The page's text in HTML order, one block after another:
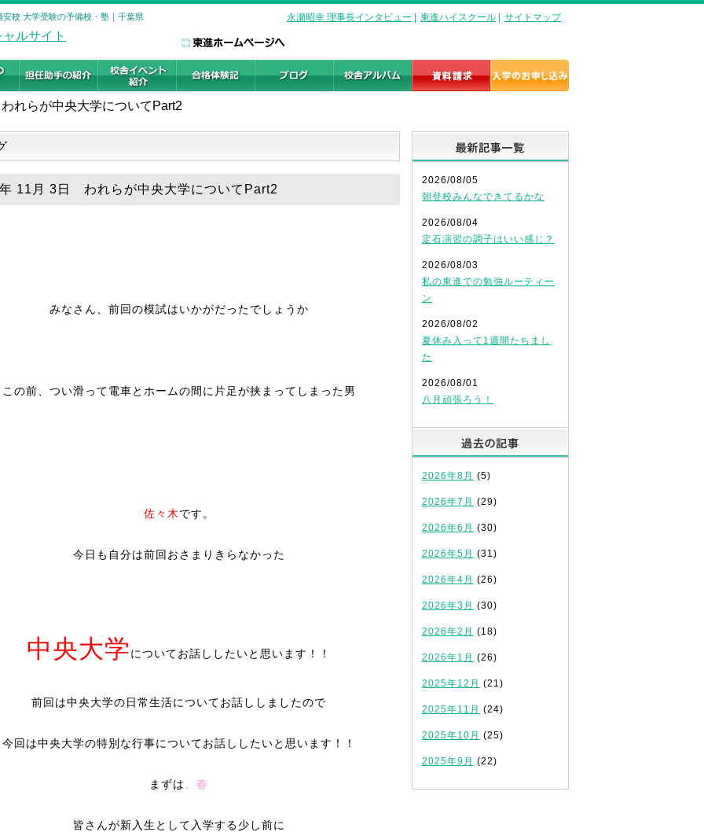
校 大学受験の予備校・塾｜千葉県 永瀬昭幸 理事長インタビュー 東進ハイスクール サイトマップ
われらが中央大学についてPart2
11月 3日 われらが中央大学についてPart2
みなさん、前回の模試はいかがだったでしょうか
この前、つい滑って電車とホームの間に片足が挟まってしまった男
佐々木です。
今日も自分は前回おさまりきらなかった
中央大学についてお話ししたいと思います！！
前回は中央大学の日常生活についてお話ししましたので
今回は中央大学の特別な行事についてお話ししたいと思います！！
まずは 、春
皆さんが新入生として入学する少し前に
2026/08/05
朝登校みんなできてるかな
2026/08/04
定石演習の調子はいい感じ？
2026/08/03
私の東進での勉強ルーティー
ン
2026/08/02
夏休み入って1週間たちまし
た
2026/08/01
八月頑張ろう！
2026年8月 (5)
2026年7月 (29)
2026年6月 (30)
2026年5月 (31)
2026年4月 (26)
2026年3月 (30)
2026年2月 (18)
2026年1月 (26)
2025年12月 (21)
2025年11月 (24)
2025年10月 (25)
2025年9月 (22)